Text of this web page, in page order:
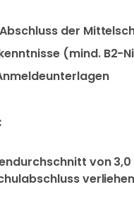
der
(mind. B2-
von